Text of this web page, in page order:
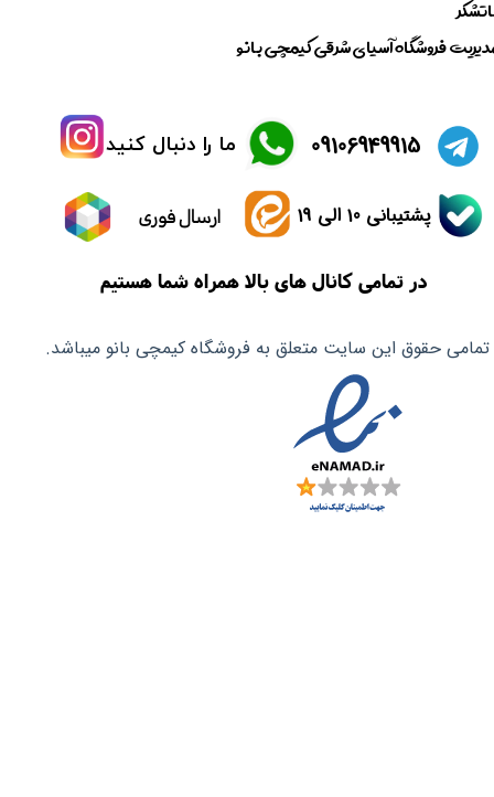
فروشگاه آسیای شرقی کیمچی بانو
تمامی حقوق این سایت متعلق به فروشگاه کیمچی بانو میباشد.
ما را دنبال کنید ​09106949915
ارسال فوری پشتیبانی 10 الی 19
در تمامی کانال های بالا همراه شما هستیم